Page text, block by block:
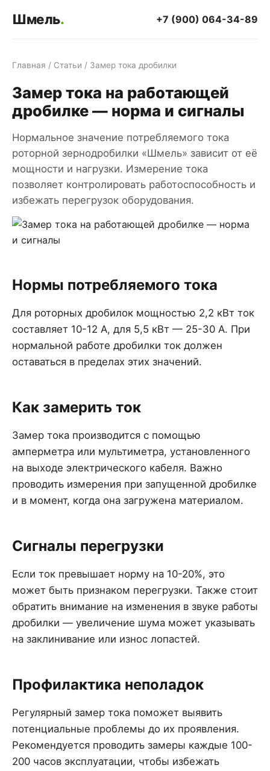
Шмель. +7 (900) 064-34-89
Главная / Статьи / Замер тока дробилки
Замер тока на работающей
дробилке — норма и сигналы
Нормальное значение потребляемого тока
роторной зернодробилки «Шмель» зависит от её
мощности и нагрузки. Измерение тока
позволяет контролировать работоспособность и
избежать перегрузок оборудования.
Нормы потребляемого тока
Для роторных дробилок мощностью 2,2 кВт ток
составляет 10-12 А, для 5,5 кВт — 25-30 А. При
нормальной работе дробилки ток должен
оставаться в пределах этих значений.
Как замерить ток
Замер тока производится с помощью
амперметра или мультиметра, установленного
на выходе электрического кабеля. Важно
проводить измерения при запущенной дробилке
и в момент, когда она загружена материалом.
Сигналы перегрузки
Если ток превышает норму на 10-20%, это
может быть признаком перегрузки. Также стоит
обратить внимание на изменения в звуке работы
дробилки — увеличение шума может указывать
на заклинивание или износ лопастей.
Профилактика неполадок
Регулярный замер тока поможет выявить
потенциальные проблемы до их проявления.
Рекомендуется проводить замеры каждые 100-
200 часов эксплуатации, чтобы избежать